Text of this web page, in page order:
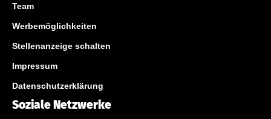
Team
Werbemöglichkeiten
Stellenanzeige schalten
Impressum
Datenschutzerklärung
Soziale Netzwerke